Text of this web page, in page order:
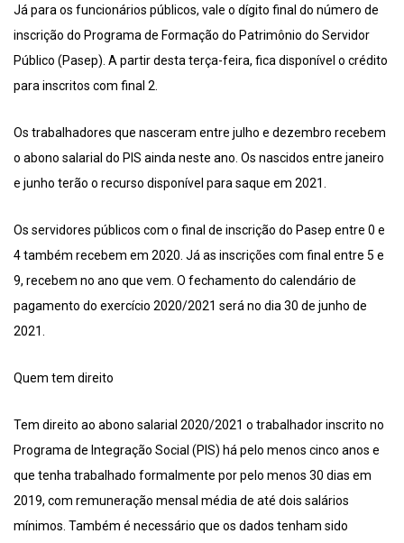
Já para os funcionários públicos, vale o dígito final do número de
inscrição do Programa de Formação do Patrimônio do Servidor
Público (Pasep). A partir desta terça-feira, fica disponível o crédito
para inscritos com final 2.
Os trabalhadores que nasceram entre julho e dezembro recebem
o abono salarial do PIS ainda neste ano. Os nascidos entre janeiro
e junho terão o recurso disponível para saque em 2021.
Os servidores públicos com o final de inscrição do Pasep entre 0 e
4 também recebem em 2020. Já as inscrições com final entre 5 e
9, recebem no ano que vem. O fechamento do calendário de
pagamento do exercício 2020/2021 será no dia 30 de junho de
2021.
Quem tem direito
Tem direito ao abono salarial 2020/2021 o trabalhador inscrito no
Programa de Integração Social (PIS) há pelo menos cinco anos e
que tenha trabalhado formalmente por pelo menos 30 dias em
2019, com remuneração mensal média de até dois salários
mínimos. Também é necessário que os dados tenham sido